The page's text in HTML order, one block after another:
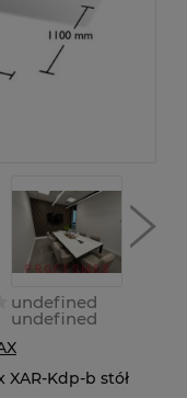
undefined
undefined
XAR-Kdp-b stół